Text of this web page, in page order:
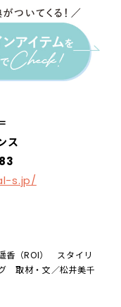
ス
s.jp/
香（ROI） スタイリ
取材・文／松井美千